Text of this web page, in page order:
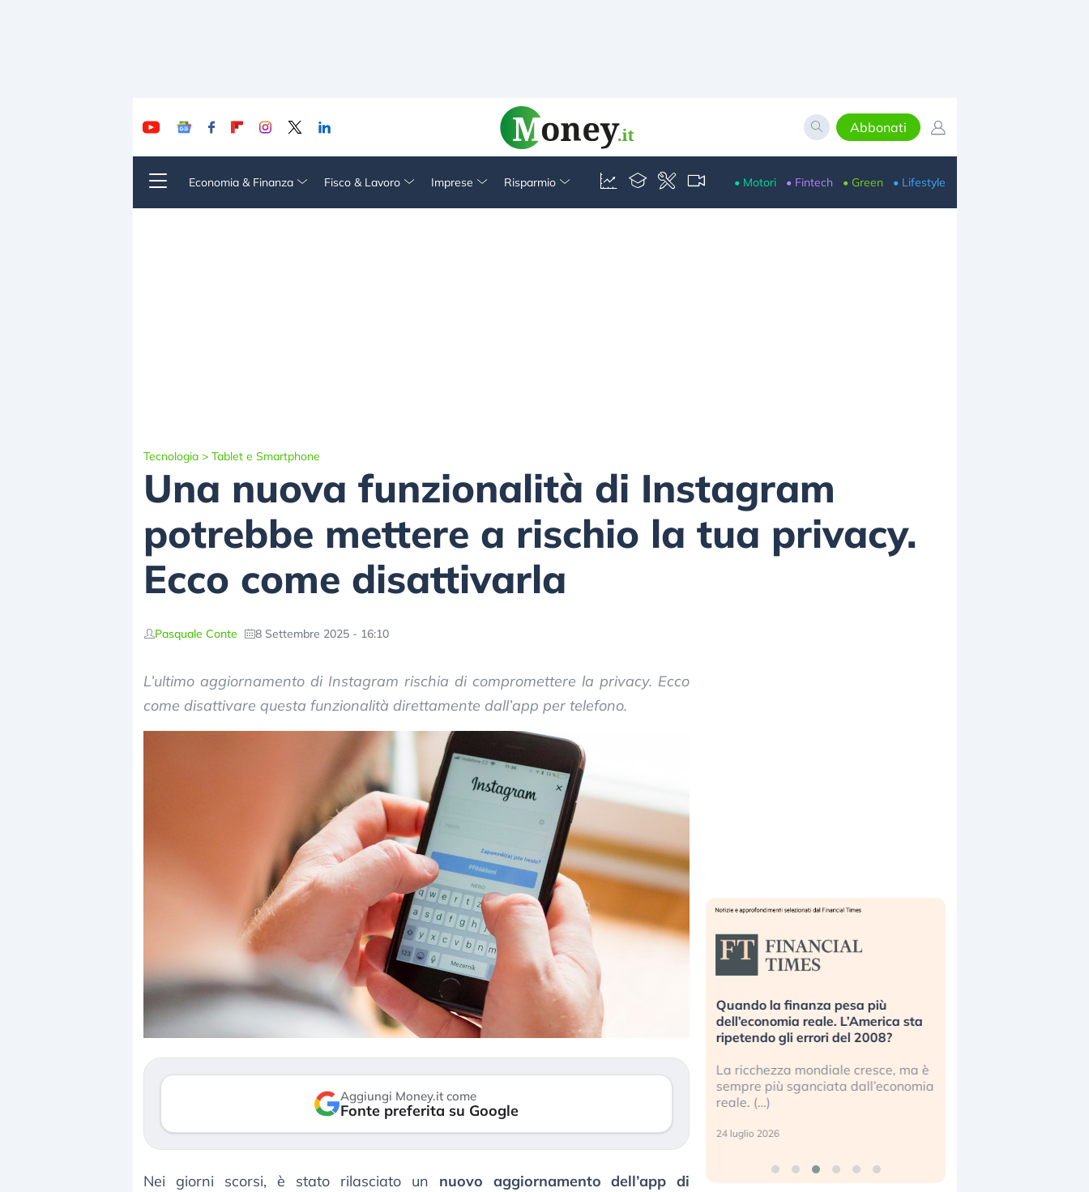
Abbonati
Economia & Finanza Fisco & Lavoro Imprese Risparmio • Motori • Fintech • Green • Lifestyle
Tecnologia > Tablet e Smartphone
Una nuova funzionalità di Instagram
potrebbe mettere a rischio la tua privacy.
Ecco come disattivarla
Pasquale Conte 8 Settembre 2025 - 16:10
L’ultimo aggiornamento di Instagram rischia di compromettere la privacy. Ecco
come disattivare questa funzionalità direttamente dall’app per telefono.
Aggiungi Money.it come
Fonte preferita su Google
Nei giorni scorsi, è stato rilasciato un nuovo aggiornamento dell’app di
Dalle valutazioni estreme alla
correzione. Cosa sta guidando il
repricing degli asset?
3 agosto 2026
«La mia vita è rovinata». Investitori
in preda al panico dopo lo scoppio
della bolla AI
Kospi, mentre gli investitori retail (…)
30 luglio 2026
Quando la finanza pesa più
dell’economia reale. L’America sta
ripetendo gli errori del 2008?
La ricchezza mondiale cresce, ma è
sempre più sganciata dall’economia
reale. (…)
24 luglio 2026